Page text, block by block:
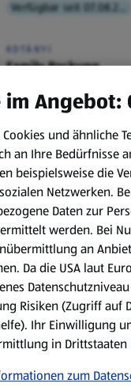
KOTÁNYI
Family Packung,
Würzmischung
€ 2,49¹
Angebot:
Cookies und ähnliche
an Ihre Bedürfnisse
beispielsweise die
Netzwerken.
Daten zur
werden. Bei
an
Da die USA laut
Risiken (Zugriff auf
Ihr Einwilligung
in Drittstaaten
zum